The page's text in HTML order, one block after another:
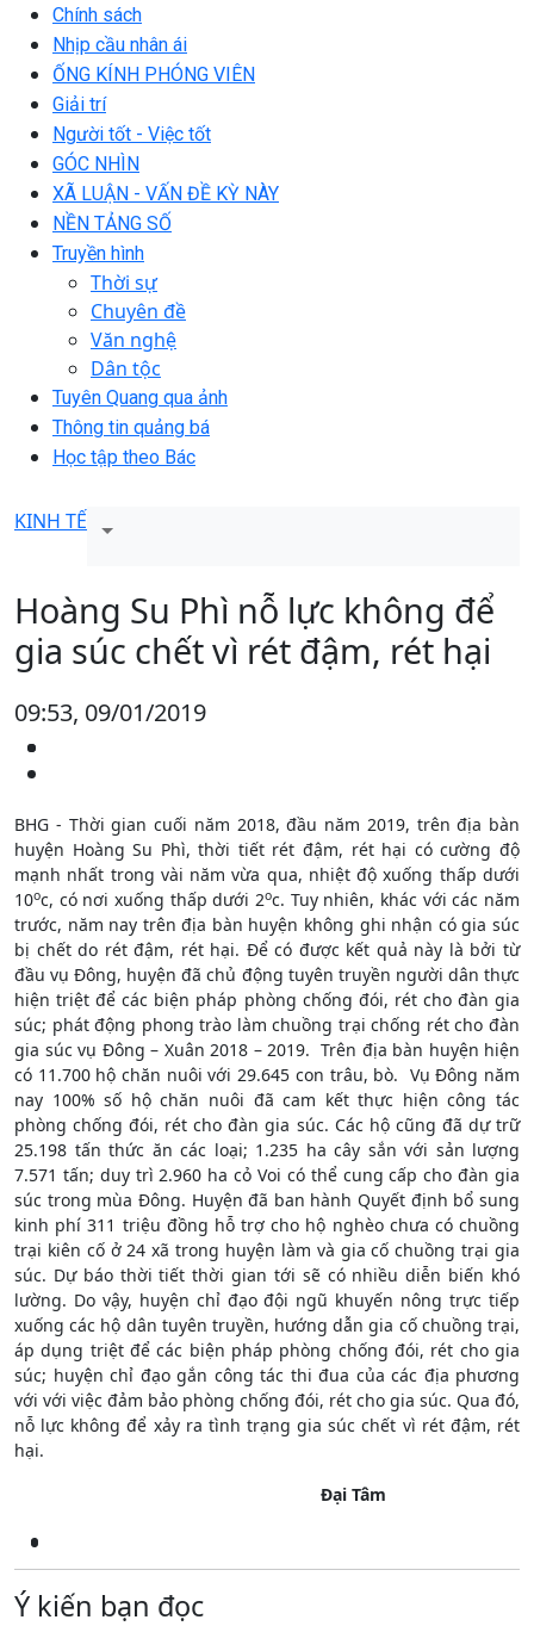
Chính sách
Nhịp cầu nhân ái
ỐNG KÍNH PHÓNG VIÊN
Giải trí
Người tốt - Việc tốt
GÓC NHÌN
XÃ LUẬN - VẤN ĐỀ KỲ NÀY
NỀN TẢNG SỐ
Truyền hình
Thời sự
Chuyên đề
Văn nghệ
Dân tộc
Tuyên Quang qua ảnh
Thông tin quảng bá
Học tập theo Bác
KINH TẾ
Hoàng Su Phì nỗ lực không để
gia súc chết vì rét đậm, rét hại
09:53, 09/01/2019
BHG - Thời gian cuối năm 2018, đầu năm 2019, trên địa bàn
huyện Hoàng Su Phì, thời tiết rét đậm, rét hại có cường độ
mạnh nhất trong vài năm vừa qua, nhiệt độ xuống thấp dưới
10oc, có nơi xuống thấp dưới 2oc. Tuy nhiên, khác với các năm
trước, năm nay trên địa bàn huyện không ghi nhận có gia súc
bị chết do rét đậm, rét hại. Để có được kết quả này là bởi từ
đầu vụ Đông, huyện đã chủ động tuyên truyền người dân thực
hiện triệt để các biện pháp phòng chống đói, rét cho đàn gia
súc; phát động phong trào làm chuồng trại chống rét cho đàn
gia súc vụ Đông – Xuân 2018 – 2019. Trên địa bàn huyện hiện
có 11.700 hộ chăn nuôi với 29.645 con trâu, bò. Vụ Đông năm
nay 100% số hộ chăn nuôi đã cam kết thực hiện công tác
phòng chống đói, rét cho đàn gia súc. Các hộ cũng đã dự trữ
25.198 tấn thức ăn các loại; 1.235 ha cây sắn với sản lượng
7.571 tấn; duy trì 2.960 ha cỏ Voi có thể cung cấp cho đàn gia
súc trong mùa Đông. Huyện đã ban hành Quyết định bổ sung
kinh phí 311 triệu đồng hỗ trợ cho hộ nghèo chưa có chuồng
trại kiên cố ở 24 xã trong huyện làm và gia cố chuồng trại gia
súc. Dự báo thời tiết thời gian tới sẽ có nhiều diễn biến khó
lường. Do vậy, huyện chỉ đạo đội ngũ khuyến nông trực tiếp
xuống các hộ dân tuyên truyền, hướng dẫn gia cố chuồng trại,
áp dụng triệt để các biện pháp phòng chống đói, rét cho gia
súc; huyện chỉ đạo gắn công tác thi đua của các địa phương
với với việc đảm bảo phòng chống đói, rét cho gia súc. Qua đó,
nỗ lực không để xảy ra tình trạng gia súc chết vì rét đậm, rét
hại.
Đại Tâm
Ý kiến bạn đọc